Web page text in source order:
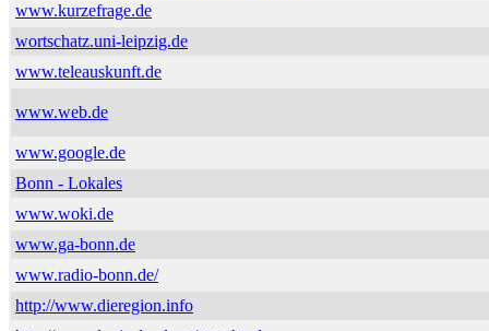
www.kurzefrage.de
wortschatz.uni-leipzig.de
www.teleauskunft.de
www.web.de
www.google.de
Bonn - Lokales
www.woki.de
www.ga-bonn.de
www.radio-bonn.de/
http://www.dieregion.info